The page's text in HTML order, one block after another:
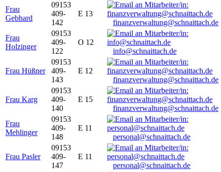
Frau
Gebhard
09153
409-
142
E 13
finanzverwaltung@schnaittach.de
Frau
Holzinger
09153
409-
122
O 12
info@schnaittach.de
Frau Hüßner
09153
409-
143
E 12
finanzverwaltung@schnaittach.de
Frau Karg
09153
409-
140
E 15
finanzverwaltung@schnaittach.de
Frau
Mehlinger
09153
409-
148
E 11
personal@schnaittach.de
Frau Pasler
09153
409-
147
E 11
personal@schnaittach.de